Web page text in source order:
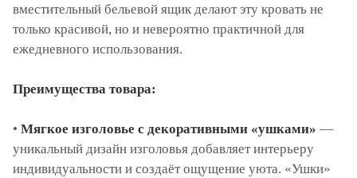
вместительный бельевой ящик делают эту кровать не
только красивой, но и невероятно практичной для
ежедневного использования.
Преимущества товара:
• Мягкое изголовье с декоративными «ушками» —
уникальный дизайн изголовья добавляет интерьеру
индивидуальности и создаёт ощущение уюта. «Ушки»